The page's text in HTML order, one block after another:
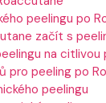
peelingu po
začít s
na citlivou
pro peeling po
peelingu